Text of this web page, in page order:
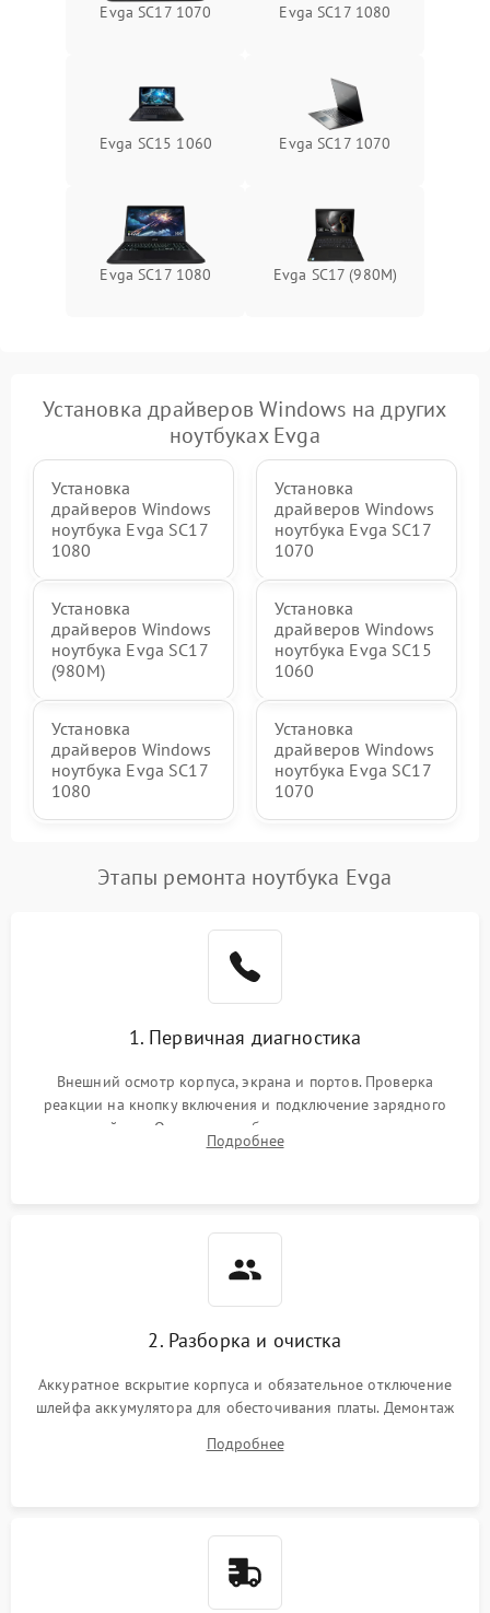
Evga SC17 1070 Evga SC17 1080
Evga SC15 1060 Evga SC17 1070
Evga SC17 1080 Evga SC17 (980M)
Установка драйверов Windows на других
ноутбуках Evga
Установка
драйверов Windows
ноутбука Evga SC17
1080
Установка
драйверов Windows
ноутбука Evga SC17
1070
Установка
драйверов Windows
ноутбука Evga SC17
(980M)
Установка
драйверов Windows
ноутбука Evga SC15
1060
Установка
драйверов Windows
ноутбука Evga SC17
1080
Установка
драйверов Windows
ноутбука Evga SC17
1070
Этапы ремонта ноутбука Evga
1. Первичная диагностика
Внешний осмотр корпуса, экрана и портов. Проверка
реакции на кнопку включения и подключение зарядного
устройства. Оценка потребления тока с помощью
лабораторного блока питания для локализации проблемы.
Подробнее
2. Разборка и очистка
Аккуратное вскрытие корпуса и обязательное отключение
шлейфа аккумулятора для обесточивания платы. Демонтаж
высохшей термопасты с кристаллов чипов.
Подробнее